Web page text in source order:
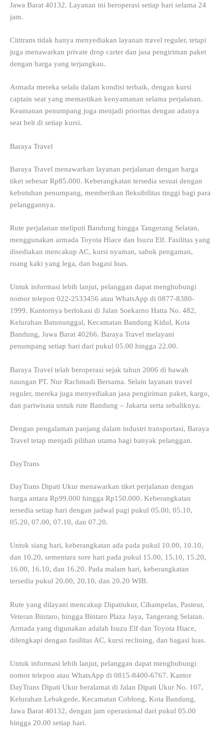
Jawa Barat 40132. Layanan ini beroperasi setiap hari selama 24
jam.
Cititrans tidak hanya menyediakan layanan travel reguler, tetapi
juga menawarkan private drop carter dan jasa pengiriman paket
dengan harga yang terjangkau.
Armada mereka selalu dalam kondisi terbaik, dengan kursi
captain seat yang memastikan kenyamanan selama perjalanan.
Keamanan penumpang juga menjadi prioritas dengan adanya
seat belt di setiap kursi.
Baraya Travel
Baraya Travel menawarkan layanan perjalanan dengan harga
tiket sebesar Rp85.000. Keberangkatan tersedia sesuai dengan
kebutuhan penumpang, memberikan fleksibilitas tinggi bagi para
pelanggannya.
Rute perjalanan meliputi Bandung hingga Tangerang Selatan,
menggunakan armada Toyota Hiace dan Isuzu Elf. Fasilitas yang
disediakan mencakup AC, kursi nyaman, sabuk pengaman,
ruang kaki yang lega, dan bagasi luas.
Untuk informasi lebih lanjut, pelanggan dapat menghubungi
nomor telepon 022-2533456 atau WhatsApp di 0877-8380-
1999. Kantornya berlokasi di Jalan Soekarno Hatta No. 482,
Kelurahan Batununggal, Kecamatan Bandung Kidul, Kota
Bandung, Jawa Barat 40266. Baraya Travel melayani
penumpang setiap hari dari pukul 05.00 hingga 22.00.
Baraya Travel telah beroperasi sejak tahun 2006 di bawah
naungan PT. Nur Rachmadi Bersama. Selain layanan travel
reguler, mereka juga menyediakan jasa pengiriman paket, kargo,
dan pariwisata untuk rute Bandung – Jakarta serta sebaliknya.
Dengan pengalaman panjang dalam industri transportasi, Baraya
Travel tetap menjadi pilihan utama bagi banyak pelanggan.
DayTrans
DayTrans Dipati Ukur menawarkan tiket perjalanan dengan
harga antara Rp99.000 hingga Rp150.000. Keberangkatan
tersedia setiap hari dengan jadwal pagi pukul 05.00, 05.10,
05.20, 07.00, 07.10, dan 07.20.
Untuk siang hari, keberangkatan ada pada pukul 10.00, 10.10,
dan 10.20, sementara sore hari pada pukul 15.00, 15.10, 15.20,
16.00, 16.10, dan 16.20. Pada malam hari, keberangkatan
tersedia pukul 20.00, 20.10, dan 20.20 WIB.
Rute yang dilayani mencakup Dipatiukur, Cihampelas, Pasteur,
Veteran Bintaro, hingga Bintaro Plaza Jaya, Tangerang Selatan.
Armada yang digunakan adalah Isuzu Elf dan Toyota Hiace,
dilengkapi dengan fasilitas AC, kursi reclining, dan bagasi luas.
Untuk informasi lebih lanjut, pelanggan dapat menghubungi
nomor telepon atau WhatsApp di 0815-8400-6767. Kantor
DayTrans Dipati Ukur beralamat di Jalan Dipati Ukur No. 107,
Kelurahan Lebakgede, Kecamatan Coblong, Kota Bandung,
Jawa Barat 40132, dengan jam operasional dari pukul 05.00
hingga 20.00 setiap hari.